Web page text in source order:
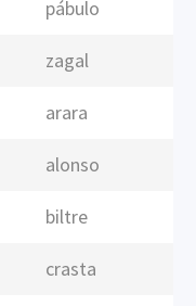
pábulo
zagal
arara
alonso
biltre
crasta